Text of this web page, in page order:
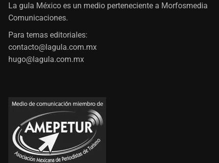
La gula México es un medio perteneciente a Morfosmedia
Comunicaciones.
Para temas editoriales:
contacto@lagula.com.mx
hugo@lagula.com.mx